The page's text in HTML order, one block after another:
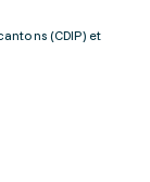
(CDIP) et